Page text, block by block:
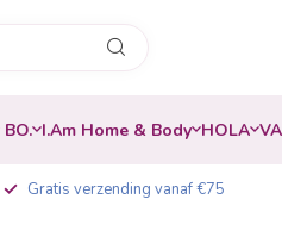
I.Am Home & Body HOLA
Gratis verzending vanaf €75